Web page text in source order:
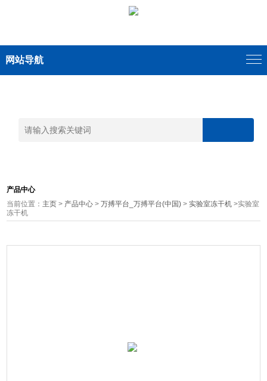
网站导航
产品中心
当前位置： 主页 > 产品中心 >万搏平台_万搏平台(中国) >实验室冻干机 >实验室
冻干机